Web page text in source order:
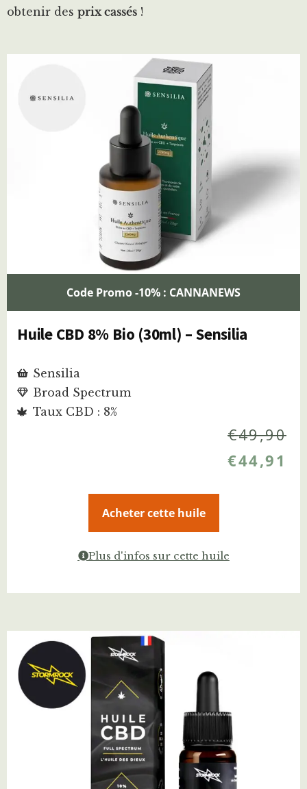
obtenir des prix cassés !
Code Promo -10% : CANNANEWS
Huile CBD 8% Bio (30ml) – Sensilia
Sensilia
Broad Spectrum
Taux CBD : 8%
€49,90
€44,91
Acheter cette huile
Plus d'infos sur cette huile